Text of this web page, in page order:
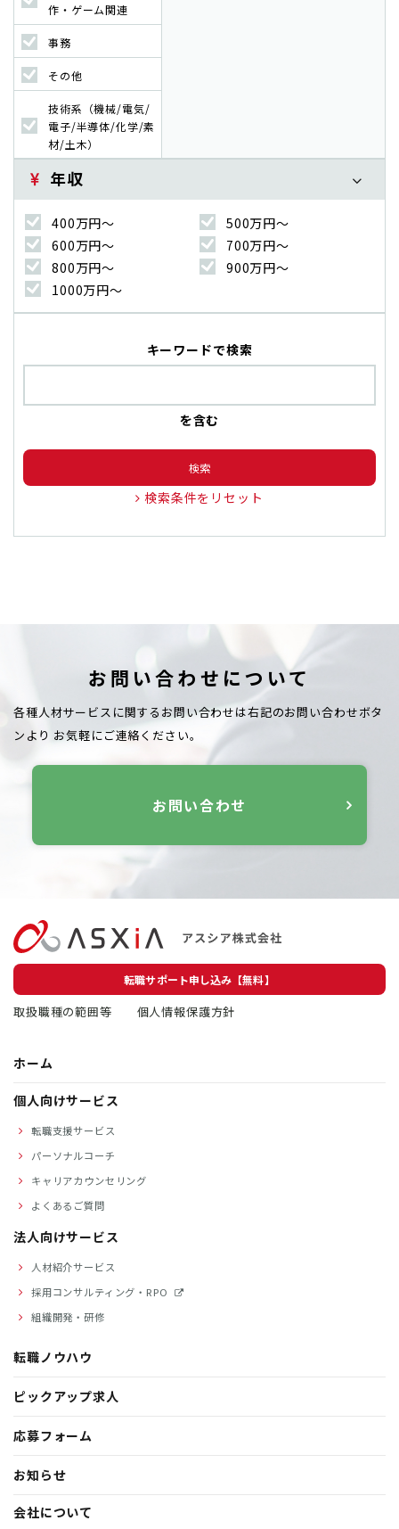
作・ゲーム関連
事務
その他
技術系（機械/電気/
電子/半導体/化学/素
材/土木）
年収
400万円〜
500万円〜
600万円〜
700万円〜
800万円〜
900万円〜
1000万円〜
キーワードで検索
を含む
検索
検索条件をリセット
お問い合わせについて
各種人材サービスに関するお問い合わせは右記のお問い合わせボタ
ンより お気軽にご連絡ください。
お問い合わせ
転職サポート申し込み【無料】
取扱職種の範囲等 個人情報保護方針
ホーム
個人向けサービス
転職支援サービス
パーソナルコーチ
キャリアカウンセリング
よくあるご質問
法人向けサービス
人材紹介サービス
採用コンサルティング・RPO
組織開発・研修
転職ノウハウ
ピックアップ求人
応募フォーム
お知らせ
会社について